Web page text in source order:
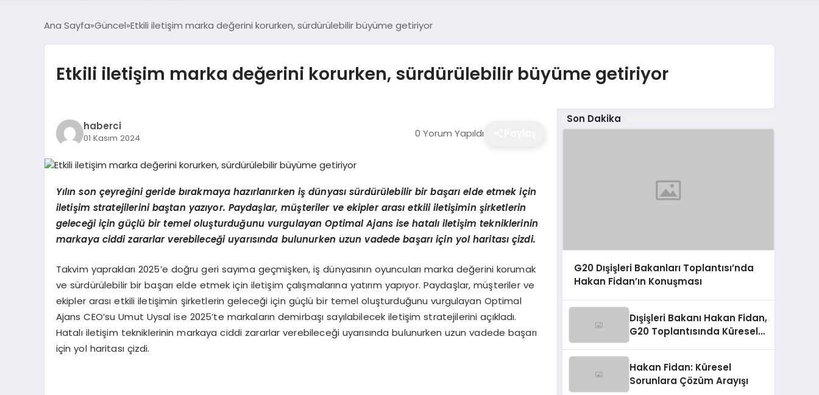
Ana Sayfa Güncel Etkili iletişim marka değerini korurken, sürdürülebilir büyüme getiriyor
Etkili iletişim marka değerini korurken, sürdürülebilir büyüme getiriyor
haberci
01 Kasım 2024 0 Yorum Yapıldı
Yılın son çeyreğini geride bırakmaya hazırlanırken iş dünyası sürdürülebilir bir başarı elde etmek için
iletişim stratejilerini baştan yazıyor. Paydaşlar, müşteriler ve ekipler arası etkili iletişimin şirketlerin
geleceği için güçlü bir temel oluşturduğunu vurgulayan Optimal Ajans ise hatalı iletişim tekniklerinin
markaya ciddi zararlar verebileceği uyarısında bulunurken uzun vadede başarı için yol haritası çizdi.
Takvim yaprakları 2025’e doğru geri sayıma geçmişken, iş dünyasının oyuncuları marka değerini korumak
ve sürdürülebilir bir başarı elde etmek için iletişim çalışmalarına yatırım yapıyor. Paydaşlar, müşteriler ve
ekipler arası etkili iletişimin şirketlerin geleceği için güçlü bir temel oluşturduğunu vurgulayan Optimal
Ajans CEO’su Umut Uysal ise 2025’te markaların demirbaşı sayılabilecek iletişim stratejilerini açıkladı.
Hatalı iletişim tekniklerinin markaya ciddi zararlar verebileceği uyarısında bulunurken uzun vadede başarı
için yol haritası çizdi.
Son Dakika
G20 Dışişleri Bakanları Toplantısı’nda
Hakan Fidan’ın Konuşması
Dışişleri Bakanı Hakan Fidan,
G20 Toplantısında Küresel
Hakan Fidan: Küresel
Sorunlara Çözüm Arayışı